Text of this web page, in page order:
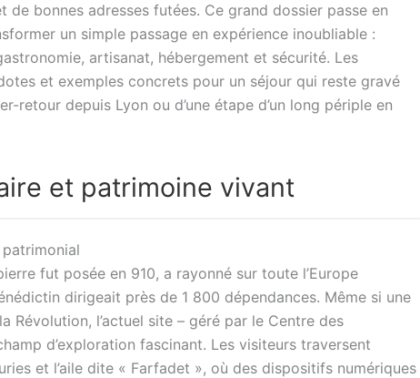
de bonnes adresses futées. Ce grand dossier passe en
un simple passage en expérience inoubliable :
artisanat, hébergement et sécurité. Les
et exemples concrets pour un séjour qui reste gravé
retour depuis Lyon ou d’une étape d’un long périple en
et patrimoine vivant
fut posée en 910, a rayonné sur toute l’Europe
dirigeait près de 1 800 dépendances. Même si une
Révolution, l’actuel site – géré par le Centre des
d’exploration fascinant. Les visiteurs traversent
et l’aile dite « Farfadet », où des dispositifs numériques